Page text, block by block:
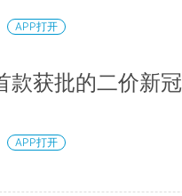
APP打开
款获批的二价新冠
APP打开